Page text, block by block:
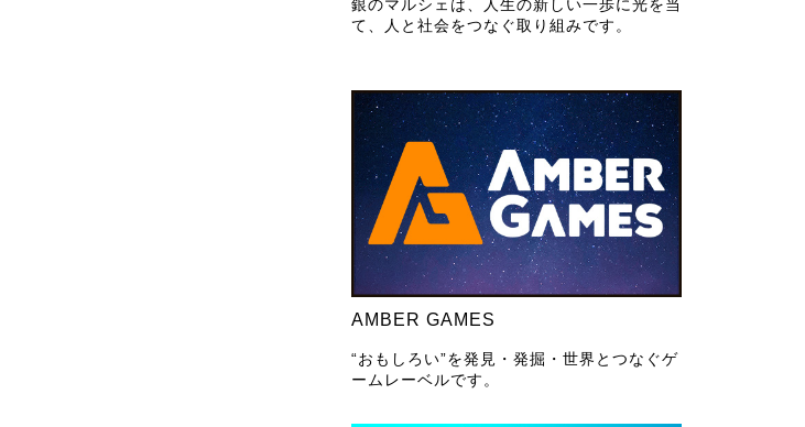
銀のマルシェは、人生の新しい一歩に光を当
て、人と社会をつなぐ取り組みです。
AMBER GAMES
“おもしろい”を発見・発掘・世界とつなぐゲ
ームレーベルです。